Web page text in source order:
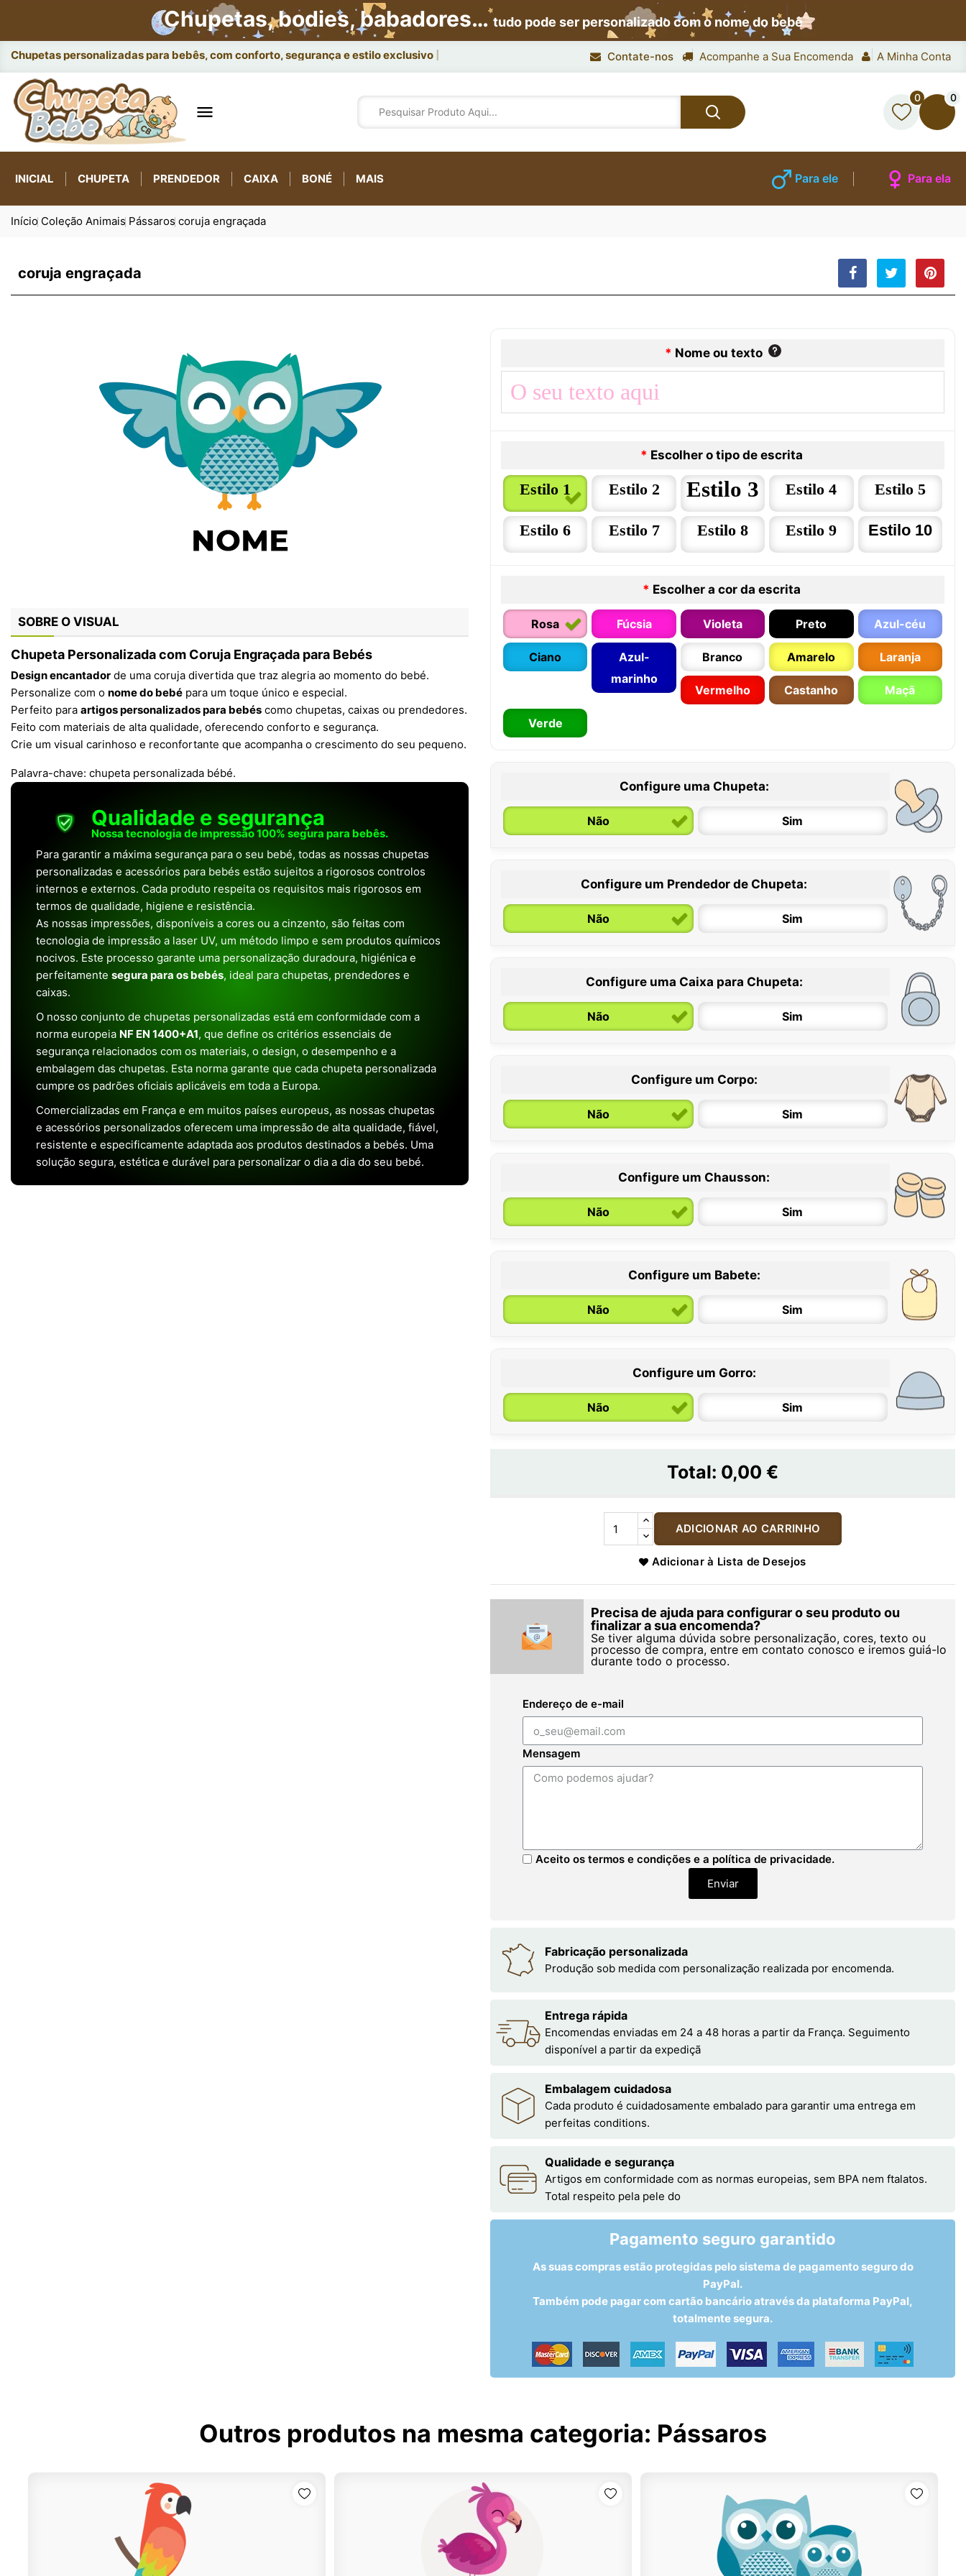
Chupetas, bodies, babadores…tudo pode ser personalizado com o nome do bebê
Chupetas personalizadas para bebês, com conforto, segurança e estilo exclusivo. Contate-nos Acompanhe a Sua Encomenda A Minha Conta

0 0
INICIAL CHUPETA PRENDEDOR CAIXA BONÉ MAIS Para ele Para ela
Início Coleção Animais Pássaros coruja engraçada
coruja engraçada
SOBRE O VISUAL
Chupeta Personalizada com Coruja Engraçada para Bebés
Design encantador de uma coruja divertida que traz alegria ao momento do bebé.
Personalize com o nome do bebé para um toque único e especial.
Perfeito para artigos personalizados para bebés como chupetas, caixas ou prendedores.
Feito com materiais de alta qualidade, oferecendo conforto e segurança.
Crie um visual carinhoso e reconfortante que acompanha o crescimento do seu pequeno.
Palavra-chave: chupeta personalizada bébé.
Qualidade e segurança
Nossa tecnologia de impressão 100% segura para bebês.
Para garantir a máxima segurança para o seu bebé, todas as nossas chupetas
personalizadas e acessórios para bebés estão sujeitos a rigorosos controlos
internos e externos. Cada produto respeita os requisitos mais rigorosos em
termos de qualidade, higiene e resistência.
As nossas impressões, disponíveis a cores ou a cinzento, são feitas com
tecnologia de impressão a laser UV, um método limpo e sem produtos químicos
nocivos. Este processo garante uma personalização duradoura, higiénica e
perfeitamente segura para os bebés, ideal para chupetas, prendedores e
caixas.
O nosso conjunto de chupetas personalizadas está em conformidade com a
norma europeia NF EN 1400+A1, que define os critérios essenciais de
segurança relacionados com os materiais, o design, o desempenho e a
embalagem das chupetas. Esta norma garante que cada chupeta personalizada
cumpre os padrões oficiais aplicáveis em toda a Europa.
Comercializadas em França e em muitos países europeus, as nossas chupetas
e acessórios personalizados oferecem uma impressão de alta qualidade, fiável,
resistente e especificamente adaptada aos produtos destinados a bebés. Uma
solução segura, estética e durável para personalizar o dia a dia do seu bebé.
* Nome ou texto
* Escolher o tipo de escrita
Estilo 1 Estilo 2 Estilo 3 Estilo 4 Estilo 5
Estilo 6 Estilo 7 Estilo 8 Estilo 9 Estilo 10
* Escolher a cor da escrita
Rosa Fúcsia Violeta Preto Azul-céu
Ciano
Azul-
marinho
Branco Amarelo Laranja
Vermelho Castanho Maçã
Verde
Configure uma Chupeta:
Não Sim
0 / 6 meses
Configure um Prendedor de Chupeta:
Não Sim
Configure uma Caixa para Chupeta:
Não Sim
Configure um Corpo:
Não Sim
6 / 12 meses 12 / 18 meses
Configure um Chausson:
Não Sim
Configure um Babete:
Não Sim
Configure um Gorro:
Não Sim
Total: 0,00 €
ADICIONAR AO CARRINHO
Adicionar à Lista de Desejos
Precisa de ajuda para configurar o seu produto ou
finalizar a sua encomenda?
Se tiver alguma dúvida sobre personalização, cores, texto ou
processo de compra, entre em contato conosco e iremos guiá-lo
durante todo o processo.
Endereço de e-mail
Mensagem
Aceito os termos e condições e a política de privacidade.
Enviar
Fabricação personalizada
Produção sob medida com personalização realizada por encomenda.
Entrega rápida
Encomendas enviadas em 24 a 48 horas a partir da França. Seguimento
disponível a partir da expediçã
Embalagem cuidadosa
Cada produto é cuidadosamente embalado para garantir uma entrega em
perfeitas conditions.
Qualidade e segurança
Artigos em conformidade com as normas europeias, sem BPA nem ftalatos.
Total respeito pela pele do
Pagamento seguro garantido
As suas compras estão protegidas pelo sistema de pagamento seguro do
PayPal.
Também pode pagar com cartão bancário através da plataforma PayPal,
totalmente segura.
Outros produtos na mesma categoria: Pássaros